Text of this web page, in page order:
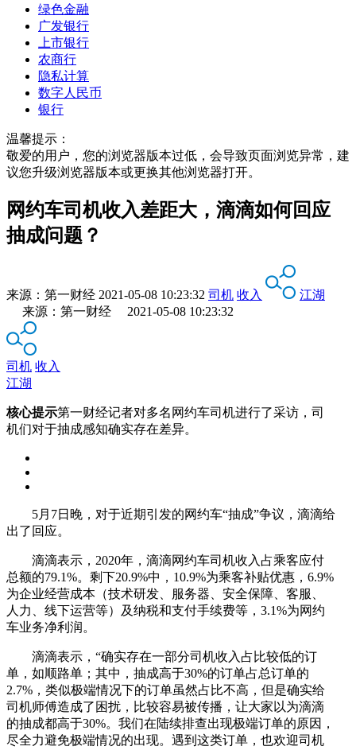
绿色金融
广发银行
上市银行
农商行
隐私计算
数字人民币
银行
温馨提示：
敬爱的用户，您的浏览器版本过低，会导致页面浏览异常，建
议您升级浏览器版本或更换其他浏览器打开。
网约车司机收入差距大，滴滴如何回应
抽成问题？
来源： 第一财经 2021-05-08 10:23:32 司机 收入
江湖
来源：第一财经 2021-05-08 10:23:32
司机 收入
江湖
核心提示第一财经记者对多名网约车司机进行了采访，司
机们对于抽成感知确实存在差异。
5月7日晚，对于近期引发的网约车“抽成”争议，滴滴给
出了回应。
滴滴表示，2020年，滴滴网约车司机收入占乘客应付
总额的79.1%。剩下20.9%中，10.9%为乘客补贴优惠，6.9%
为企业经营成本（技术研发、服务器、安全保障、客服、
人力、线下运营等）及纳税和支付手续费等，3.1%为网约
车业务净利润。
滴滴表示，“确实存在一部分司机收入占比较低的订
单，如顺路单；其中，抽成高于30%的订单占总订单的
2.7%，类似极端情况下的订单虽然占比不高，但是确实给
司机师傅造成了困扰，比较容易被传播，让大家以为滴滴
的抽成都高于30%。我们在陆续排查出现极端订单的原因，
尽全力避免极端情况的出现。遇到这类订单，也欢迎司机